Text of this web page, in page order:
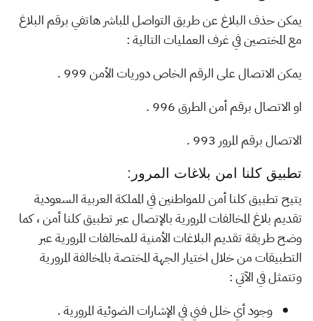
يمكن حذف البلاغ عن طريق التواصل المباشر هاتفي برقم البلاغ
مع المختصين في غرف العمليات التالية :
يمكن الاتصال على الرقم الخاص دوريات الأمن 999 .
او الاتصال برقم أمن الطرق 996 .
الاتصال برقم المرور 993 .
تطبيق كلنا امن بلاغات المرور:
يتيح تطبيق كلنا أمن للمواطنين في المملكة العربية السعودية
تقديم بلاغ المخالفات المرورية بالإتصال عبر تطبيق كلنا أمن ، كما
وضح طريقة تقديم البلاغات الأمنية للمخالفات المرورية عبر
التطبيقات من خلال اختيار الجهة المختصة بالمخالفة المرورية
وتتمثل في الآتي :
وجود أي خلل فني في الإشارات الضوئية المرورية .